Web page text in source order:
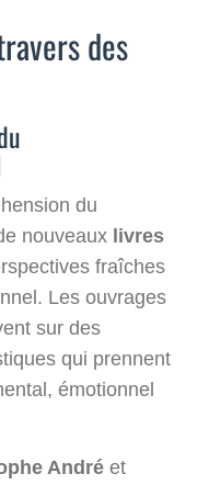
des
du
nouveaux livres
fraîches
Les ouvrages
sur des
qui prennent
émotionnel
André et